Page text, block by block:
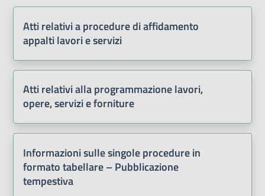
Atti relativi a procedure di affidamento
appalti lavori e servizi
Atti relativi alla programmazione lavori,
opere, servizi e forniture
Informazioni sulle singole procedure in
formato tabellare – Pubblicazione
tempestiva